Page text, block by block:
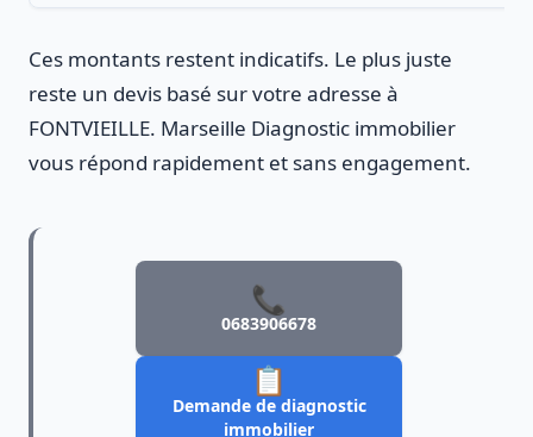
Ces montants restent indicatifs. Le plus juste
reste un devis basé sur votre adresse à
FONTVIEILLE. Marseille Diagnostic immobilier
vous répond rapidement et sans engagement.
📞
0683906678
📋
Demande de diagnostic
immobilier